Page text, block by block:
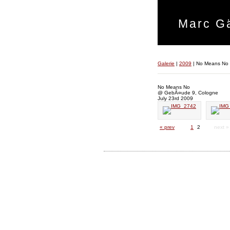
Marc
Galerie | 2009 | No Means No
No Means No
@ GebÃ¤ude 9, Cologne
July 23rd 2009
« prev 1 2 next »